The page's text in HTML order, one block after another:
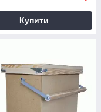
Купити